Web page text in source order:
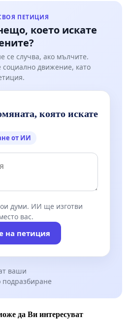
ПЕТИЦИЯ
което искате
се случва, ако мълчите.
социално движение, като
която искате
от ИИ
думи. ИИ ще изготви
вас.
на петиция
ваши
подразбиране
да Ви интересуват